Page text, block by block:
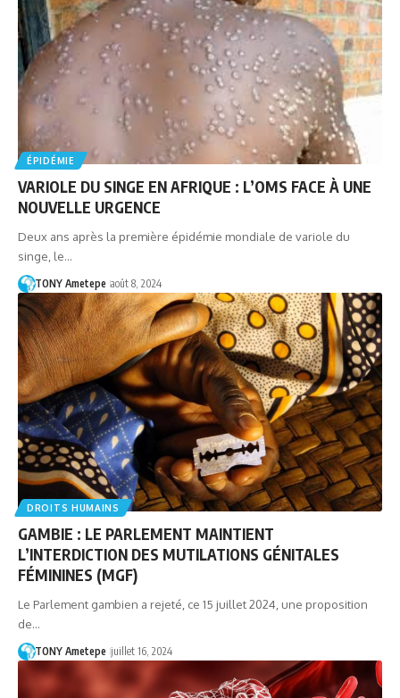
ÉPIDÉMIE
VARIOLE DU SINGE EN AFRIQUE : L’OMS FACE À UNE
NOUVELLE URGENCE
Deux ans après la première épidémie mondiale de variole du
singe, le…
TONY Ametepe août 8, 2024
DROITS HUMAINS
GAMBIE : LE PARLEMENT MAINTIENT
L’INTERDICTION DES MUTILATIONS GÉNITALES
FÉMININES (MGF)
Le Parlement gambien a rejeté, ce 15 juillet 2024, une proposition
de…
TONY Ametepe juillet 16, 2024